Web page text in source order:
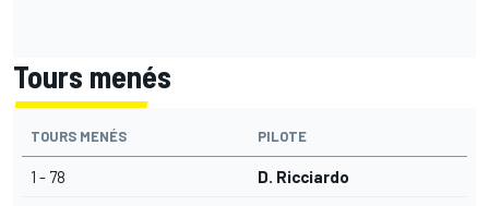
Tours menés
TOURS MENÉS PILOTE
1 - 78 D. Ricciardo